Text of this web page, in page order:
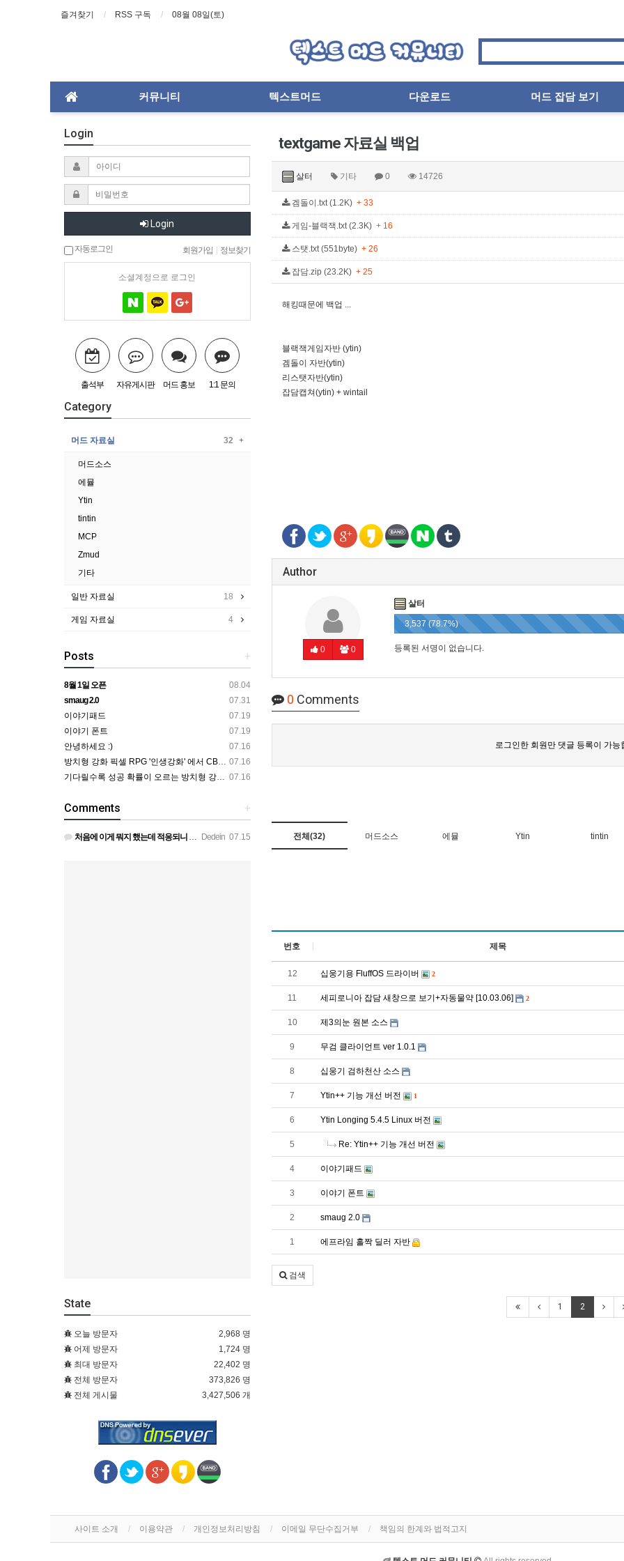
즐겨찾기 RSS 구독 08월 08일(토)
커뮤니티 텍스트머드 다운로드 머드 잡담 보기
textgame 자료실 백업
살터 기타 0 14726
겜돌이.txt (1.2K) + 33
게임-블랙잭.txt (2.3K) + 16
스탯.txt (551byte) + 26
잡담.zip (23.2K) + 25
해킹때문에 백업 ...
블랙잭게임자반 (ytin)
겜돌이 자반(ytin)
리스탯자반(ytin)
잡담캡쳐(ytin) + wintail
Author
0 0
살터
3,537 (78.7%)
등록된 서명이 없습니다.
0 Comments
로그인한 회원만 댓글 등록이 가능
전체(32) 머드소스 에뮬 Ytin tintin
번호 제목
12 십웅기용 FluffOS 드라이버 2
11 세피로니아 잡담 새창으로 보기+자동물약 [10.03.06] 2
10 제3의눈 원본 소스
9 무검 클라이언트 ver 1.0.1
8 십웅기 검하천산 소스
7 Ytin++ 기능 개선 버전 1
6 Ytin Longing 5.4.5 Linux 버전
5 Re: Ytin++ 기능 개선 버전
4 이야기패드
3 이야기 폰트
2 smaug 2.0
1 에프라임 홀짝 딜러 자반
검색
1 2
Login
Login
자동로그인 회원가입 정보찾기
소셜계정으로 로그인
출석부 자유게시판 머드 홍보 1:1 문의
Category
머드 자료실 32
머드소스
에뮬
Ytin
tintin
MCP
Zmud
기타
일반 자료실 18
게임 자료실 4
+
Posts
08.04
8월 1일 오픈
07.31
smaug 2.0
07.19
이야기패드
07.19
이야기 폰트
07.16
안녕하세요 :)
07.16
방치형 강화 픽셀 RPG '인생강화' 에서 CBT 인원을 모집합니다.
07.16
기다릴수록 성공 확률이 오르는 방치형 강화 RPG — 인생강화 ※8월 초 오픈 예정 (현재 CBT 중)
+
Comments
Dedein 07.15
처음에 이게 뭐지 했는데 적응되니 할만하네요 정보가 없긴하지만 게밍 안에 게시판 에서 하나씩 찾아보면은 그래…
State
오늘 방문자
2,968 명
어제 방문자
1,724 명
최대 방문자
22,402 명
전체 방문자
373,826 명
전체 게시물
3,427,506 개
사이트 소개 이용약관 개인정보처리방침 이메일 무단수집거부 책임의 한계와 법적고지